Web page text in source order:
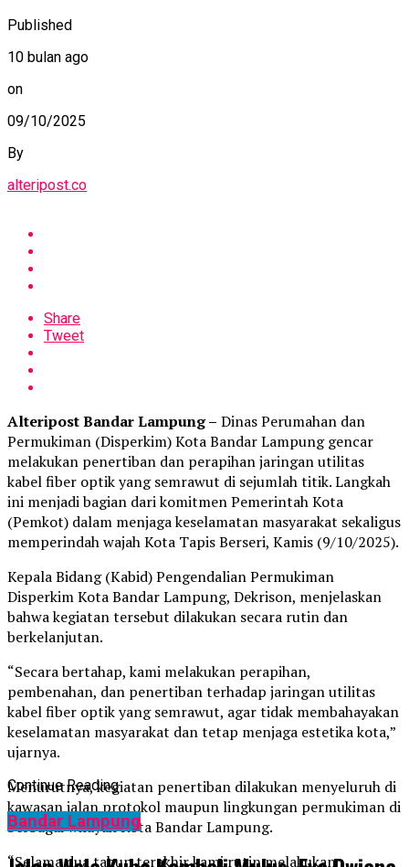
Published
10 bulan ago
on
09/10/2025
By
alteripost.co
Share
Tweet
Alteripost Bandar Lampung – Dinas Perumahan dan
Permukiman (Disperkim) Kota Bandar Lampung gencar
melakukan penertiban dan perapihan jaringan utilitas
kabel fiber optik yang semrawut di sejumlah titik. Langkah
ini menjadi bagian dari komitmen Pemerintah Kota
(Pemkot) dalam menjaga keselamatan masyarakat sekaligus
memperindah wajah Kota Tapis Berseri, Kamis (9/10/2025).
Kepala Bidang (Kabid) Pengendalian Permukiman
Disperkim Kota Bandar Lampung, Dekrison, menjelaskan
bahwa kegiatan tersebut dilakukan secara rutin dan
berkelanjutan.
“Secara bertahap, kami melakukan perapihan,
pembenahan, dan penertiban terhadap jaringan utilitas
kabel fiber optik yang semrawut, agar tidak membahayakan
keselamatan masyarakat dan tetap menjaga estetika kota,”
ujarnya.
Menurutnya, kegiatan penertiban dilakukan menyeluruh di
kawasan jalan protokol maupun lingkungan permukiman di
berbagai wilayah Kota Bandar Lampung.
“Selama dua tahun terakhir kami rutin melakukan
Continue Reading
Bandar Lampung